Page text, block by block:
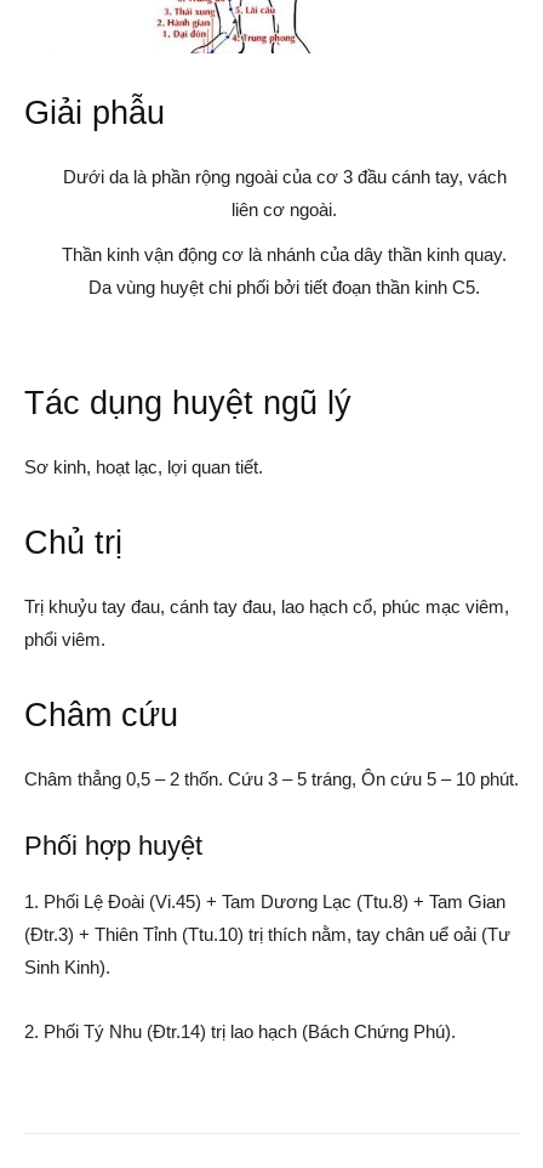
Giải phẫu
Dưới da là phần rộng ngoài của cơ 3 đầu cánh tay, vách
liên cơ ngoài.
Thần kinh vận động cơ là nhánh của dây thần kinh quay.
Da vùng huyệt chi phối bởi tiết đoạn thần kinh C5.
Tác dụng huyệt ngũ lý
Sơ kinh, hoạt lạc, lợi quan tiết.
Chủ trị
Trị khuỷu tay đau, cánh tay đau, lao hạch cổ, phúc mạc viêm,
phổi viêm.
Châm cứu
Châm thẳng 0,5 – 2 thốn. Cứu 3 – 5 tráng, Ôn cứu 5 – 10 phút.
Phối hợp huyệt
1. Phối Lệ Đoài (Vi.45) + Tam Dương Lạc (Ttu.8) + Tam Gian
(Đtr.3) + Thiên Tỉnh (Ttu.10) trị thích nằm, tay chân uể oải (Tư
Sinh Kinh).
2. Phối Tý Nhu (Đtr.14) trị lao hạch (Bách Chứng Phú).